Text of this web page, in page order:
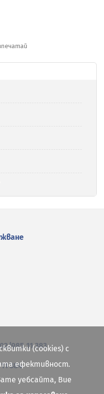
985 11 383
384
(cookies) с
ефективност.
уебсайта, Вие